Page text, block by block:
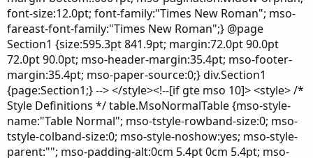
font-size:12.0pt; font-family:"Times New Roman"; mso-
fareast-font-family:"Times New Roman";} @page
Section1 {size:595.3pt 841.9pt; margin:72.0pt 90.0pt
72.0pt 90.0pt; mso-header-margin:35.4pt; mso-footer-
margin:35.4pt; mso-paper-source:0;} div.Section1
{page:Section1;} --> </style><!--[if gte mso 10]> <style> /*
Style Definitions */ table.MsoNormalTable {mso-style-
name:"Table Normal"; mso-tstyle-rowband-size:0; mso-
tstyle-colband-size:0; mso-style-noshow:yes; mso-style-
parent:""; mso-padding-alt:0cm 5.4pt 0cm 5.4pt; mso-